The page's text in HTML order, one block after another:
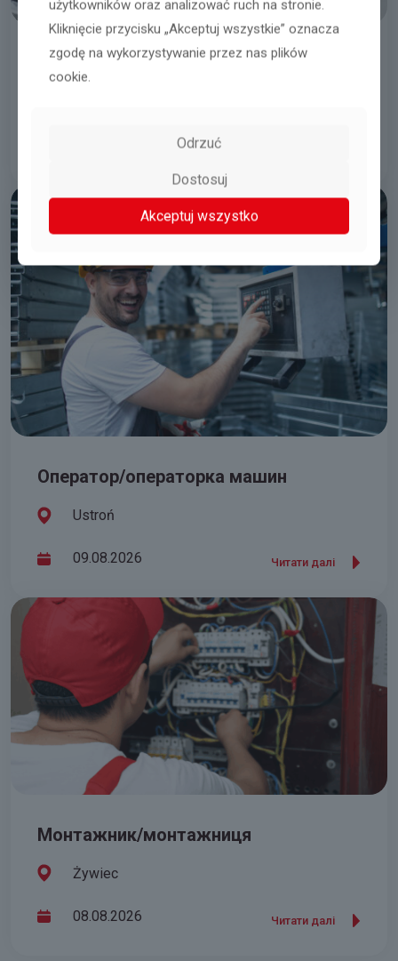
Працівник/працівниця виробництва
Оператор/операторка машин
Ustroń
09.08.2026 Читати далі
Монтажник/монтажниця
Żywiec
08.08.2026 Читати далі
użytkowników oraz analizować ruch na stronie.
Kliknięcie przycisku „Akceptuj wszystkie” oznacza
zgodę na wykorzystywanie przez nas plików
cookie.
Odrzuć
Dostosuj
Akceptuj wszystko